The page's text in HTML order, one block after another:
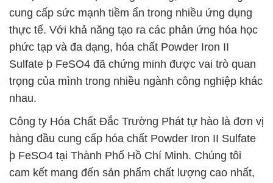
cung cấp sức mạnh tiềm ẩn trong nhiều ứng dụng
thực tế. Với khả năng tạo ra các phản ứng hóa học
phức tạp và đa dạng, hóa chất Powder Iron II
Sulfate þ FeSO4 đã chứng minh được vai trò quan
trọng của mình trong nhiều ngành công nghiệp khác
nhau.
Công ty Hóa Chất Đắc Trường Phát tự hào là đơn vị
hàng đầu cung cấp hóa chất Powder Iron II Sulfate
þ FeSO4 tại Thành Phố Hồ Chí Minh. Chúng tôi
cam kết mang đến sản phẩm chất lượng cao nhất,